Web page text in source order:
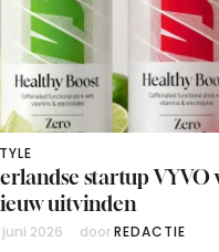
startup
uitvinden
juni 2026 door REDACTIE